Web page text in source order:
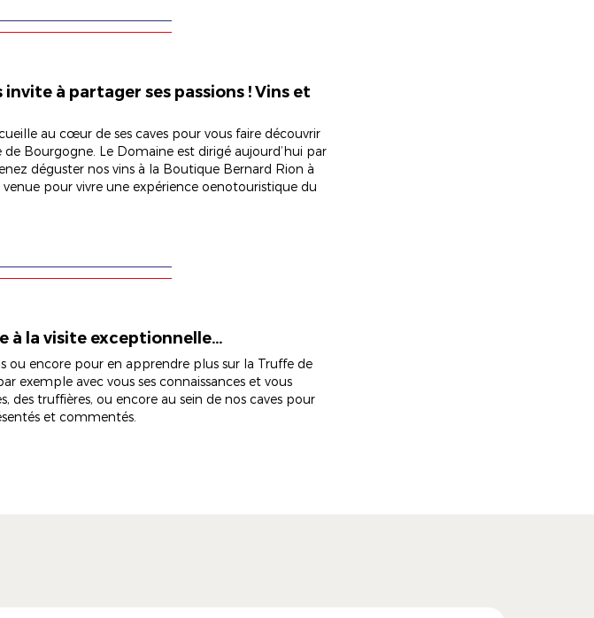
à partager ses passions ! Vins et
au cœur de ses caves pour vous faire découvrir
Bourgogne. Le Domaine est dirigé aujourd’hui par
déguster nos vins à la Boutique Bernard Rion à
pour vivre une expérience oenotouristique du
à la visite exceptionnelle…
ou encore pour en apprendre plus sur la Truffe de
exemple avec vous ses connaissances et vous
truffières, ou encore au sein de nos caves pour
et commentés.